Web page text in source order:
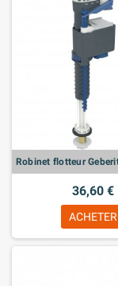
36,60 €
ACHETER